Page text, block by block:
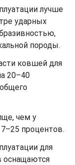
лучше
ударных
породы.
ковшей для
20–40
чем у
процентов.
для
оснащаются